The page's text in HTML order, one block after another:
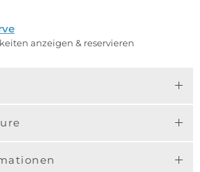
anzeigen & reservieren